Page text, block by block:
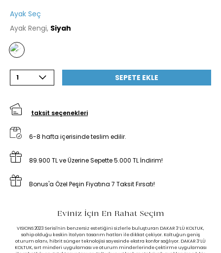
Ayak Seç
Ayak Rengi, Siyah
1 SEPETE EKLE
taksit seçenekleri
6-8 hafta içerisinde teslim edilir.
89.900 TL ve Üzerine Sepette 5.000 TL İndirim!
Bonus'a Özel Peşin Fiyatına 7 Taksit Fırsatı!
Eviniz İçin En Rahat Seçim
VISIONS 2023 Serisi'nin benzersiz estetiğini sizlerle buluşturan DAKAR 3’LÜ KOLTUK,
sahip olduğu keskin İtalyan tasarım hatları ile dikkat çekiyor. Koltuğun geniş
oturum alanı, hibrit sünger teknolojisi sayesinde ekstra konfor sağlıyor. DAKAR 3’LÜ
KOLTUK, sırt minderi uygulaması ve oturum minderlerinde çektirme uygulaması